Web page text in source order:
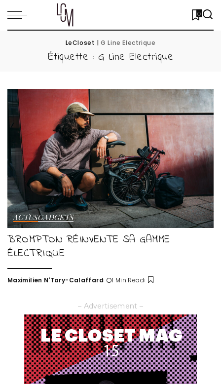
0
LeCloset |G Line Electrique
Étiquette : G Line Electrique
ACTUSGADGETS
BROMPTON RÉINVENTE SA GAMME
ÉLECTRIQUE
Posted
Maximilien N'Tary-Calaffard 1 Min Read
– Advertisement –